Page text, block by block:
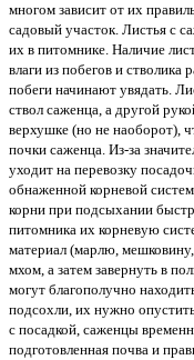
многом зависит от их
садовый участок. Листья с
их в питомнике. Наличие
влаги из побегов и
побеги начинают увядать.
ствол саженца, а другой
верхушке (но не наоборот),
почки саженца. Из-за
уходит на перевозку
обнаженной корневой
корни при подсыхании
питомника их корневую
материал (марлю,
мхом, а затем завернуть в
могут благополучно
подсохли, их нужно
с посадкой, саженцы
подготовленная почва и